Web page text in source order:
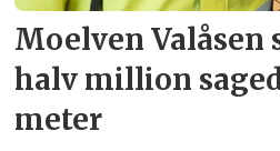
Moelven Valåsen
halv million
meter